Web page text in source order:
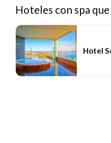
Hoteles con spa
Hotel